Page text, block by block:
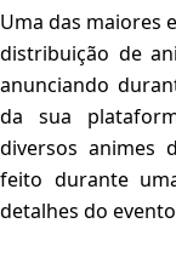
Uma das maiores
distribuição de
anunciando
da sua
diversos animes
feito durante
detalhes do evento